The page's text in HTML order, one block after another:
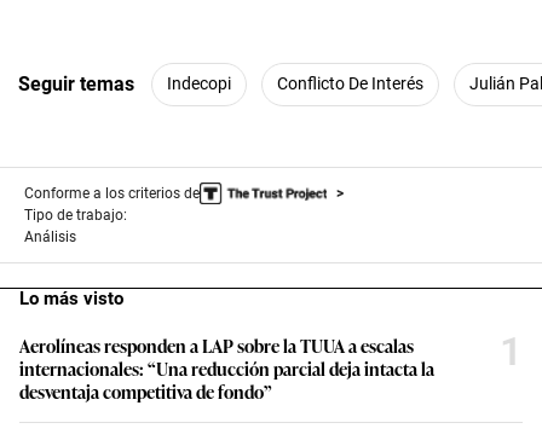
Seguir temas Indecopi Conflicto De Interés Julián
Conforme a los criterios de
Tipo de trabajo:
Análisis
Lo más visto
Aerolíneas responden a LAP sobre la TUUA a escalas
internacionales: “Una reducción parcial deja intacta la
desventaja competitiva de fondo”
1